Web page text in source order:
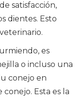
satisfacción,
dientes. Esto
es
o incluso una
conejo en
Esta es la